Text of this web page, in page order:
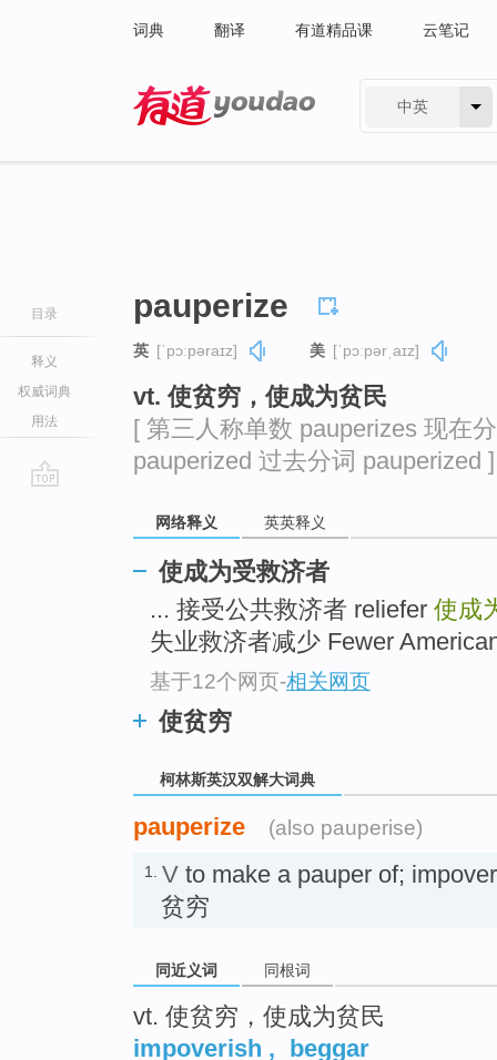
词典 翻译 有道精品课 云笔记
中英
目录
释义
权威词典
用法
pauperize
英 [ˈpɔːpəraɪz] 美 [ˈpɔːpərˌaɪz]
vt. 使贫穷，使成为贫民
[ 第三人称单数 pauperizes 现在
pauperized 过去分词 pauperized ]
网络释义 英英释义
使成为受救济者
... 接受公共救济者 reliefer 使成
失业救济者减少 Fewer
基于12个网页-相关网页
使贫穷
柯林斯英汉双解大词典
pauperize (also pauperise)
1. V to make a pauper of;
贫穷
同近义词 同根词
vt. 使贫穷，使成为贫民
impoverish , beggar